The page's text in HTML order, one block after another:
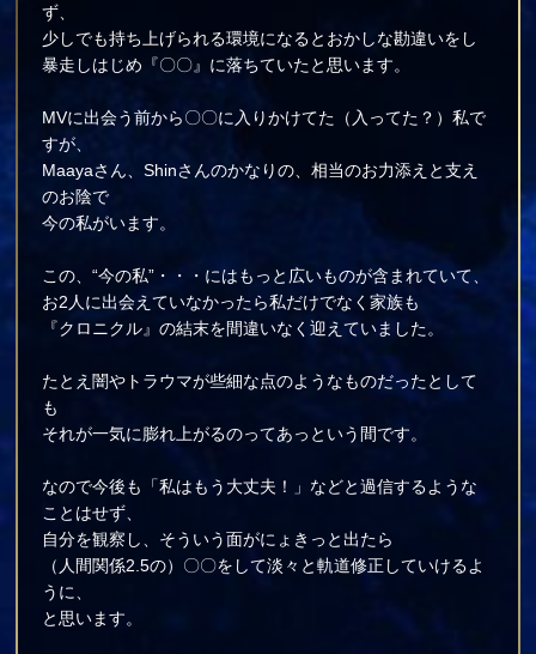
ず、
少しでも持ち上げられる環境になるとおかしな勘違いをし
暴走しはじめ『〇〇』に落ちていたと思います。
MVに出会う前から〇〇に入りかけてた（入ってた？）私で
すが、
Maayaさん、Shinさんのかなりの、相当のお力添えと支え
のお陰で
今の私がいます。
この、“今の私”・・・にはもっと広いものが含まれていて、
お2人に出会えていなかったら私だけでなく家族も
『クロニクル』の結末を間違いなく迎えていました。
たとえ闇やトラウマが些細な点のようなものだったとして
も
それが一気に膨れ上がるのってあっという間です。
なので今後も「私はもう大丈夫！」などと過信するような
ことはせず、
自分を観察し、そういう面がにょきっと出たら
（人間関係2.5の）〇〇をして淡々と軌道修正していけるよ
うに、
と思います。